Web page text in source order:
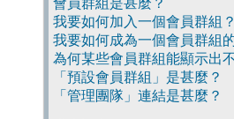
會員群組是甚麼？
我要如何加入一個會員群組？
我要如何成為一個會員群組
為何某些會員群組能顯示出
「預設會員群組」是甚麼？
「管理團隊」連結是甚麼？